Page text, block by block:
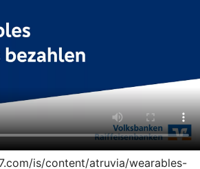
is/content/atruvia/wearables-